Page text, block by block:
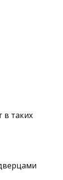
в таких